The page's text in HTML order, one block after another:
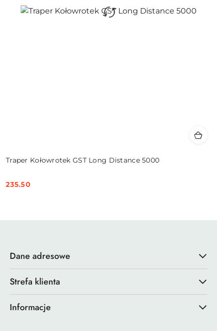
Traper Kołowrotek GST Long Distance 5000
Cena:
235.50
Dane adresowe
Strefa klienta
Informacje